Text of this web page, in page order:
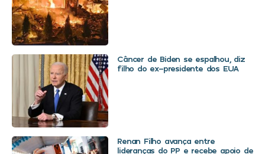
Câncer de Biden se espalhou, diz
filho do ex-presidente dos EUA
Renan Filho avança entre
lideranças do PP e recebe apoio de